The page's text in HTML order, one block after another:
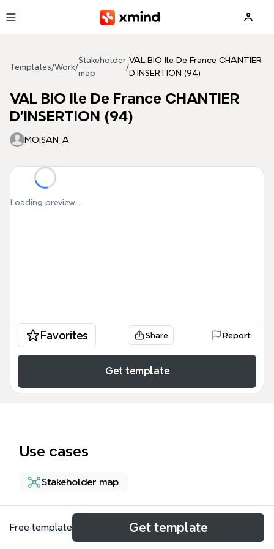
Templates/Work/
Stakeholder
map
/
VAL BIO Ile De France CHANTIER
D'INSERTION (94)
VAL BIO Ile De France CHANTIER
D'INSERTION (94)
MOISAN_A
Loading preview...
Favorites Share Report
Get template
Use cases
Stakeholder map
About
Free template Get template